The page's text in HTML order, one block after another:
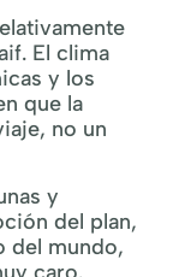
El clima
y los
que la
no un
y
del plan,
del mundo,